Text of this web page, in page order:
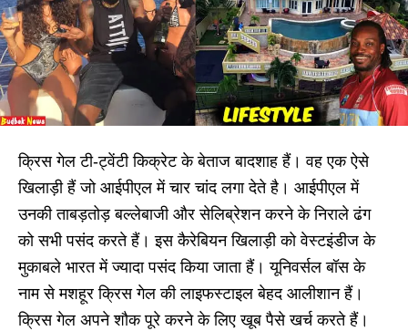
क्रिस गेल टी-ट्वेंटी किक्रेट के बेताज बादशाह हैं। वह एक ऐसे
खिलाड़ी हैं जो आईपीएल में चार चांद लगा देते है। आईपीएल में
उनकी ताबड़तोड़ बल्लेबाजी और सेलिब्रेशन करने के निराले ढंग
को सभी पसंद करते हैं। इस कैरेबियन खिलाड़ी को वेस्टइंडीज के
मुकाबले भारत में ज्यादा पसंद किया जाता हैं। यूनिवर्सल बॉस के
नाम से मशहूर क्रिस गेल की लाइफस्टाइल बेहद आलीशान हैं।
क्रिस गेल अपने शौक पूरे करने के लिए खूब पैसे खर्च करते हैं।